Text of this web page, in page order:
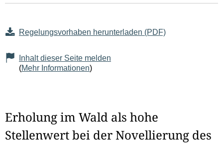
Regelungsvorhaben herunterladen (PDF)
Inhalt dieser Seite melden
(Mehr Informationen)
Erholung im Wald als hohe
Stellenwert bei der Novellierung des